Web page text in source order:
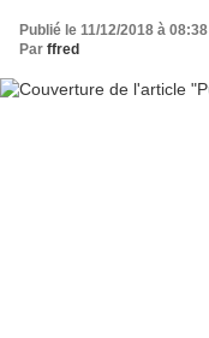
Publié le 11/12/2018 à 08:38
Par ffred